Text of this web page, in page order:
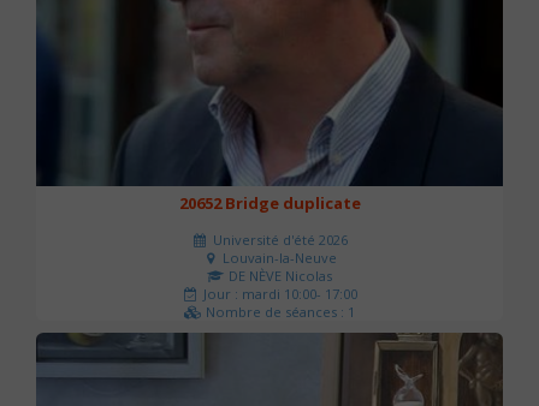
20652 Bridge duplicate
Université d'été 2026
Louvain-la-Neuve
DE NÈVE Nicolas
Jour : mardi 10:00- 17:00
Nombre de séances : 1
50 €